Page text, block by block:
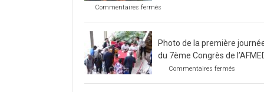
Commentaires fermés
prochain
congrès
mois
de
Photo de la première
du 7ème Congrès de
Commentaires fermés